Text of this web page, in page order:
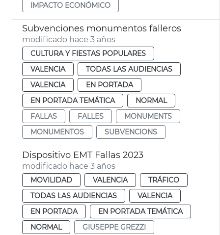
IMPACTO ECONÓMICO
Subvenciones monumentos falleros
modificado hace 3 años
CULTURA Y FIESTAS POPULARES
VALENCIA
TODAS LAS AUDIENCIAS
VALENCIA
EN PORTADA
EN PORTADA TEMÁTICA
NORMAL
FALLAS
FALLES
MONUMENTS
MONUMENTOS
SUBVENCIONS
Dispositivo EMT Fallas 2023
modificado hace 3 años
MOVILIDAD VALENCIA
TRÁFICO
TODAS LAS AUDIENCIAS
VALENCIA
EN PORTADA
EN PORTADA TEMÁTICA
NORMAL
GIUSEPPE GREZZI